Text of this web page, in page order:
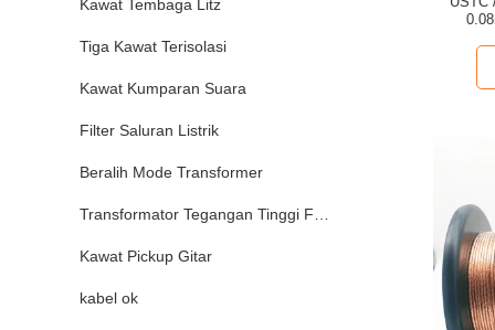
Kawat Tembaga Litz
Tiga Kawat Terisolasi
Kawat Kumparan Suara
Filter Saluran Listrik
Beralih Mode Transformer
Transformator Tegangan Tinggi Frekuensi Tinggi
Kawat Pickup Gitar
kabel ok